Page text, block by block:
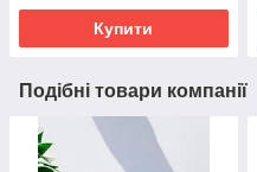
Купити
Подібні товари компанії